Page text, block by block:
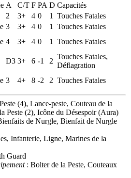
A C/T F PA D Capacités
2 3+ 4 0 1
Touches Fatales
3 3+ 4 0 1
Touches Fatales
4 3+ 4 0 1 Touches Fatales
D3 3+ 6 -1 2
Touches Fatales,
Déflagration
3 4+ 8 -2 2 Touches Fatales
(4), Lance-peste, Couteau de la
Peste (2), Icône du Désespoir (Aura)
de Nurgle, Bienfait de Nurgle
Infanterie, Ligne, Marines de la
Guard
: Bolter de la Peste, Couteaux